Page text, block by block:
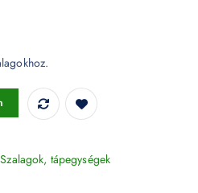
Anya - 3512 mennyiség
tápegységek